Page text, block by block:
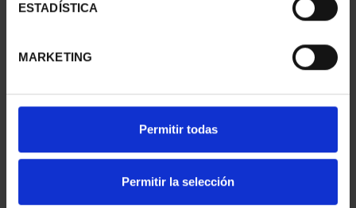
ESTADÍSTICA
MARKETING
Permitir todas
Permitir la selección
ESPAÑOL 2026 - 8